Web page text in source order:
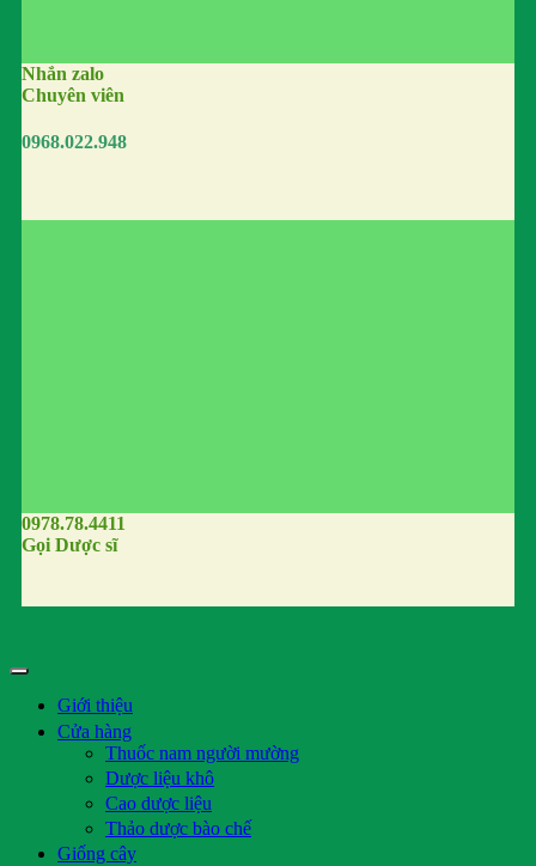
Nhắn zalo
Chuyên viên
0968.022.948
0978.78.4411
Gọi Dược sĩ
Giới thiệu
Cửa hàng
Thuốc nam người mường
Dược liệu khô
Cao dược liệu
Thảo dược bào chế
Giống cây